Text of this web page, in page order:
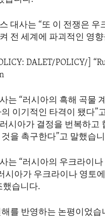
대사는 “또 이 전쟁은
전 세계에 파괴적인 영
DALET/POLICY/]
는 “러시아의 흑해 곡물
이기적인 타격이 됐다”
시아가 결정을 번복하고
을 촉구한다”고 말했습
는 “러시아의 우크라이
시아가 우크라이나 영토
했습니다.
를 반영하는 논평이었